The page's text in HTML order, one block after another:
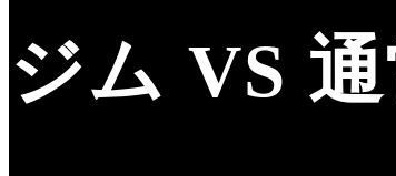
ジム VS